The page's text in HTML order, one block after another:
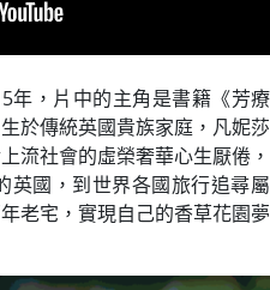
年，片中的主角是書籍《芳療
於傳統英國貴族家庭，凡妮莎
流社會的虛榮奢華心生厭倦，
英國，到世界各國旅行追尋屬
老宅，實現自己的香草花園夢